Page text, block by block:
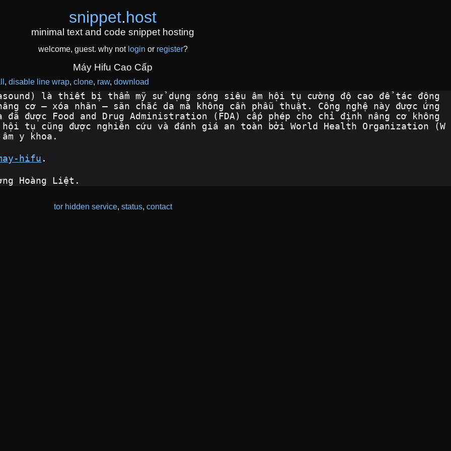
snippet.host
minimal text and code snippet hosting
welcome, guest. why not login or register?
Máy Hifu Cao Cấp
disable line wrap clone raw download
là thiết bị thẩm mỹ sử dụng sóng siêu âm hội tụ cường độ cao để tác động
cơ – xóa nhăn – săn chắc da mà không cần phẫu thuật. Công nghệ này được ứng
được Food and Drug Administration (FDA) cấp phép cho chỉ định nâng cơ không
tụ cũng được nghiên cứu và đánh giá an toàn bởi World Health Organization (W
y khoa.
hifu .
Hoàng Liệt.
tor hidden service, status, contact